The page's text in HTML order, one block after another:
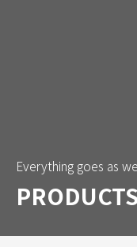
Everything goes as